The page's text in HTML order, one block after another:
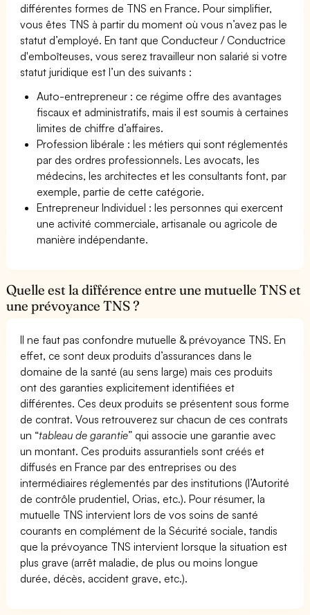
différentes formes de TNS en France. Pour simplifier,
vous êtes TNS à partir du moment où vous n’avez pas le
statut d’employé. En tant que Conducteur / Conductrice
d'emboîteuses, vous serez travailleur non salarié si votre
statut juridique est l’un des suivants :
Auto-entrepreneur : ce régime offre des avantages
fiscaux et administratifs, mais il est soumis à certaines
limites de chiffre d’affaires.
Profession libérale : les métiers qui sont réglementés
par des ordres professionnels. Les avocats, les
médecins, les architectes et les consultants font, par
exemple, partie de cette catégorie.
Entrepreneur Individuel : les personnes qui exercent
une activité commerciale, artisanale ou agricole de
manière indépendante.
Quelle est la différence entre une mutuelle TNS et
une prévoyance TNS ?
Il ne faut pas confondre mutuelle & prévoyance TNS. En
effet, ce sont deux produits d’assurances dans le
domaine de la santé (au sens large) mais ces produits
ont des garanties explicitement identifiées et
différentes. Ces deux produits se présentent sous forme
de contrat. Vous retrouverez sur chacun de ces contrats
un “tableau de garantie” qui associe une garantie avec
un montant. Ces produits assurantiels sont créés et
diffusés en France par des entreprises ou des
intermédiaires réglementés par des institutions (l’Autorité
de contrôle prudentiel, Orias, etc.). Pour résumer, la
mutuelle TNS intervient lors de vos soins de santé
courants en complément de la Sécurité sociale, tandis
que la prévoyance TNS intervient lorsque la situation est
plus grave (arrêt maladie, de plus ou moins longue
durée, décès, accident grave, etc.).